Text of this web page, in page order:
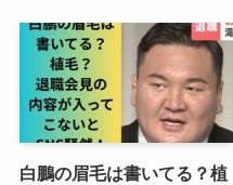
白鵬の眉毛は書いてる？植